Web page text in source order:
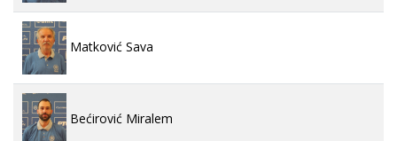
Matković Sava
Bećirović Miralem